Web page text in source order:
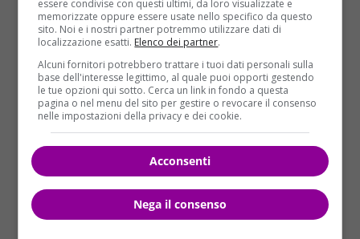
petrolifere di pagare fino a $ 1 milione alle persone
che hanno il cancro o altri problemi di salute
associati al pozzo.“Oggi abbiamo perso un’opportunità
chiave per far avanzare una legislazione che riterrebbe
responsabili gli inquinatori e impedirebbe ulteriori danni
alle famiglie che stanno solo cercando di rimanere in
salute e avere una migliore qualità della vita”,ha detto
Gonzalez in una nota.Jamie Court, presidente del
gruppo di difesa Consumer Watchdog, ha accusato il
presidente della commissione il senatore Anthony
Portantino, un democratico di Burbank che è anche
essere condivise con questi ultimi, da loro visualizzate e
memorizzate oppure essere usate nello specifico da questo
sito. Noi e i nostri partner potremmo utilizzare dati di
localizzazione esatti. Elenco dei partner.
Alcuni fornitori potrebbero trattare i tuoi dati personali sulla
base dell'interesse legittimo, al quale puoi opporti gestendo
le tue opzioni qui sotto. Cerca un link in fondo a questa
pagina o nel menu del sito per gestire o revocare il consenso
nelle impostazioni della privacy e dei cookie.
Acconsenti
Nega il consenso